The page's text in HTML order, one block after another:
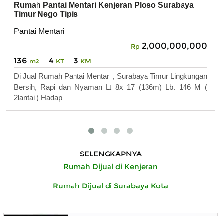
Rumah Pantai Mentari Kenjeran Ploso Surabaya
Timur Nego Tipis
Pantai Mentari
Rp 2,000,000,000
136 m2 4 KT 3 KM
Di Jual Rumah Pantai Mentari , Surabaya Timur Lingkungan
Bersih, Rapi dan Nyaman Lt 8x 17 (136m) Lb. 146 M (
2lantai ) Hadap
SELENGKAPNYA
Rumah Dijual di Kenjeran
Rumah Dijual di Surabaya Kota